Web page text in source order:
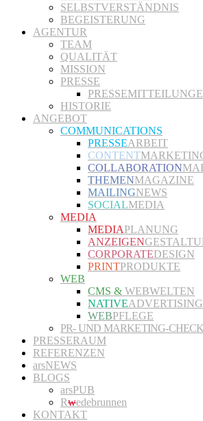
SELBSTVERSTÄNDNIS
BEGEISTERUNG
AGENTUR
TEAM
QUALITÄT
MISSION
PRESSE
HISTORIE
ANGEBOT
COMMUNICATIONS
PRESSEARBEIT
CONTENT
COLLABORATION
THEMENMAGAZINE
MAILINGNEWS
SOCIALMEDIA
MEDIA
MEDIAPLANUNG
ANZEIGEN
CORPORATEDESIGN
PRINTPRODUKTE
WEB
CMS & WEBWELTEN
NATIVEADVERTISING
WEBPFLEGE
PR- UND MARKETING-CHECK
PRESSERAUM
REFERENZEN
arsNEWS
BLOGS
arsPUB
Rwedebrunnen
KONTAKT